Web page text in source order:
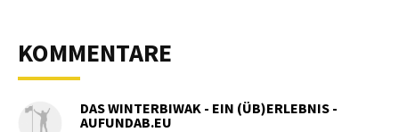
KOMMENTARE
DAS WINTERBIWAK - EIN (ÜB)ERLEBNIS -
AUFUNDAB.EU